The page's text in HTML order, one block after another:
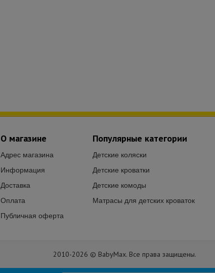
Популярные категории
Детские коляски
Детские кроватки
Детские комоды
Матрасы для детских кроваток
О магазине
Адрес магазина
Информация
Доставка
Оплата
Публичная оферта
2010-2026 © BabyMax. Все права защищены.